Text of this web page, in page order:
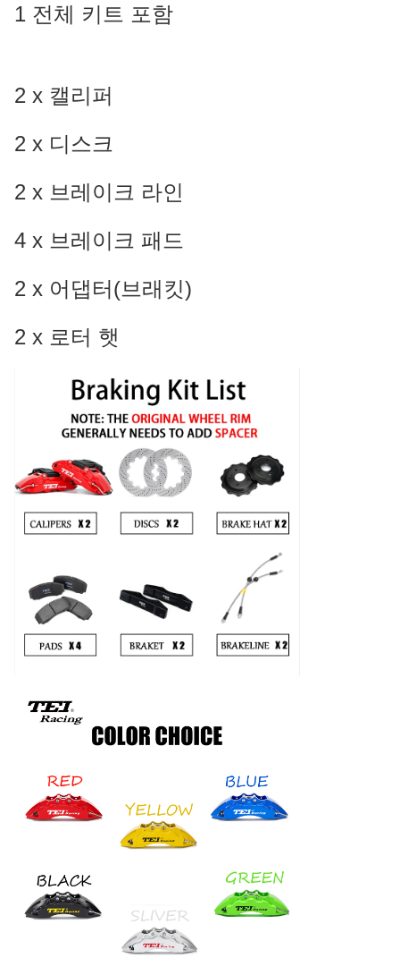
1 전체 키트 포함
2 x 캘리퍼
2 x 디스크
2 x 브레이크 라인
4 x 브레이크 패드
2 x 어댑터(브래킷)
2 x 로터 햇